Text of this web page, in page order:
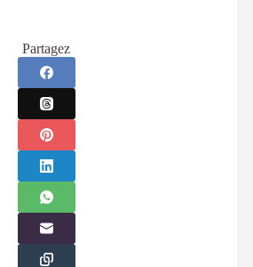
Partagez